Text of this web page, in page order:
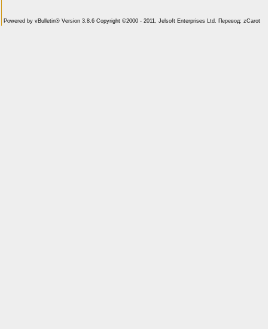
Powered by vBulletin® Version 3.8.6 Copyright ©2000 - 2011, Jelsoft Enterprises Ltd. Перевод: zCarot